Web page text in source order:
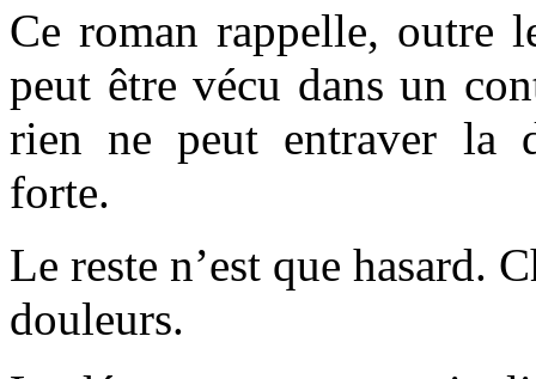
Ce roman rappelle, outre
peut être vécu dans un
rien ne peut entraver la
forte.
Le reste n’est que hasard.
douleurs.